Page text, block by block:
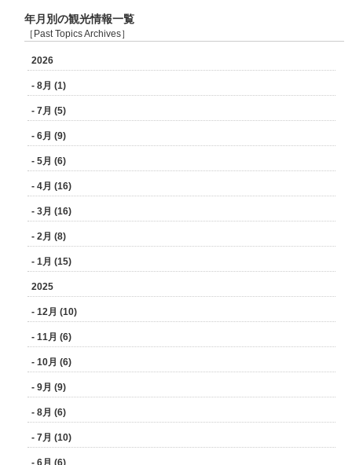
年月別の観光情報一覧
［Past Topics Archives］
2026
- 8月 (1)
- 7月 (5)
- 6月 (9)
- 5月 (6)
- 4月 (16)
- 3月 (16)
- 2月 (8)
- 1月 (15)
2025
- 12月 (10)
- 11月 (6)
- 10月 (6)
- 9月 (9)
- 8月 (6)
- 7月 (10)
- 6月 (6)